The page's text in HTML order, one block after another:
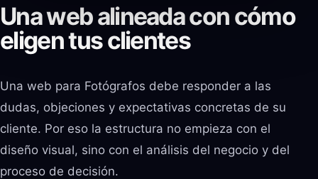
Una web alineada con cómo
eligen tus clientes
Una web para Fotógrafos debe responder a las
dudas, objeciones y expectativas concretas de su
cliente. Por eso la estructura no empieza con el
diseño visual, sino con el análisis del negocio y del
proceso de decisión.